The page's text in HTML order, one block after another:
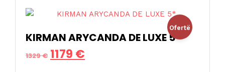
Ofertë
KIRMAN ARYCANDA DE LUXE 5*
1329€ Çmimi
1179 €